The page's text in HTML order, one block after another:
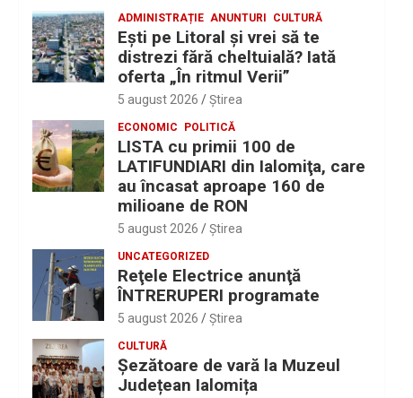
ADMINISTRAȚIE ANUNTURI CULTURĂ
Eşti pe Litoral şi vrei să te
distrezi fără cheltuială? Iată
oferta „În ritmul Verii”
5 august 2026 Ştirea
ECONOMIC POLITICĂ
LISTA cu primii 100 de
LATIFUNDIARI din Ialomiţa, care
au încasat aproape 160 de
milioane de RON
5 august 2026 Ştirea
UNCATEGORIZED
Reţele Electrice anunţă
ÎNTRERUPERI programate
5 august 2026 Ştirea
CULTURĂ
Șezătoare de vară la Muzeul
Județean Ialomița